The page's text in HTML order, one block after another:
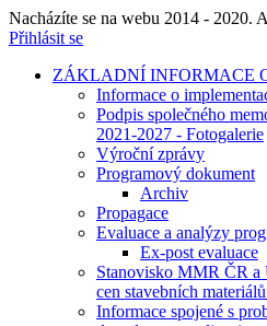
Nacházíte se na webu 2014 - 2020.
Přihlásit se
ZÁKLADNÍ INFORMACE
Informace o
Podpis společného
2021-2027 - Fotogalerie
Výroční zprávy
Programový dokument
Archiv
Propagace
Evaluace a analýzy
Ex-post evaluace
Stanovisko MMR ČR a
cen stavebních
Informace spojené s